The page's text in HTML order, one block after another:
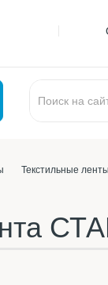
Текстильные ленты